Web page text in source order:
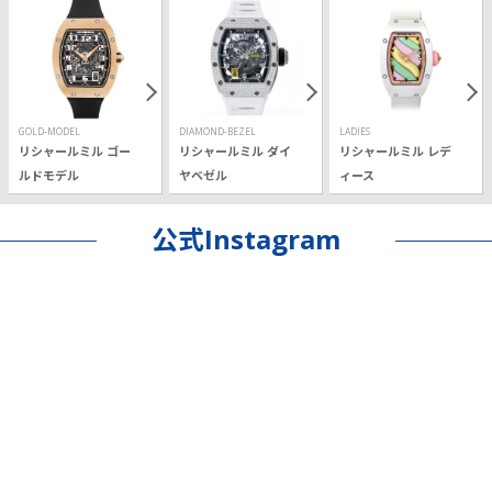
GOLD-MODEL
リシャールミル ゴー
ルドモデル
DIAMOND-BEZEL
リシャールミル ダイ
ヤベゼル
LADIES
リシャールミル レデ
ィース
公式Instagram